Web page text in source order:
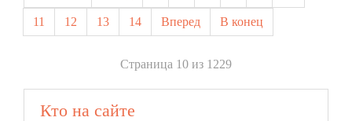
11 12 13 14 Вперед В конец
Страница 10 из 1229
Кто на сайте